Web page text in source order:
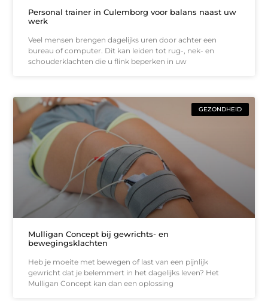
Personal trainer in Culemborg voor balans naast uw
werk
Veel mensen brengen dagelijks uren door achter een
bureau of computer. Dit kan leiden tot rug-, nek- en
schouderklachten die u flink beperken in uw
GEZONDHEID
Mulligan Concept bij gewrichts- en
bewegingsklachten
Heb je moeite met bewegen of last van een pijnlijk
gewricht dat je belemmert in het dagelijks leven? Het
Mulligan Concept kan dan een oplossing